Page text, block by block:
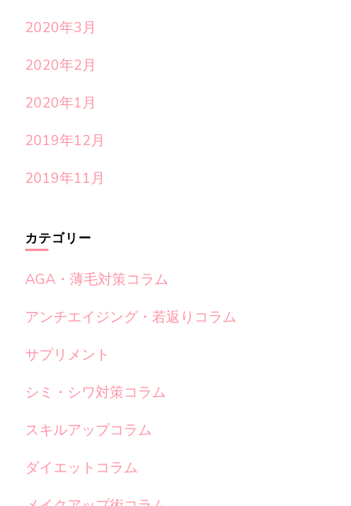
2020年3月
2020年2月
2020年1月
2019年12月
2019年11月
カテゴリー
AGA・薄毛対策コラム
アンチエイジング・若返りコラム
サプリメント
シミ・シワ対策コラム
スキルアップコラム
ダイエットコラム